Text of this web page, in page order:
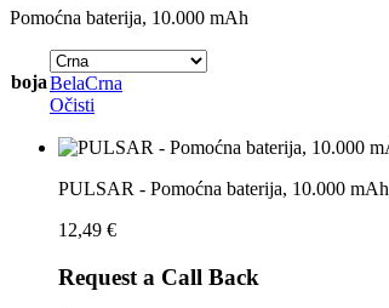
Pomoćna baterija, 10.000 mAh
bojaBelaCrna
Očisti
PULSAR - Pomoćna baterija, 10.000 mAh
12,49 €
Request a Call Back